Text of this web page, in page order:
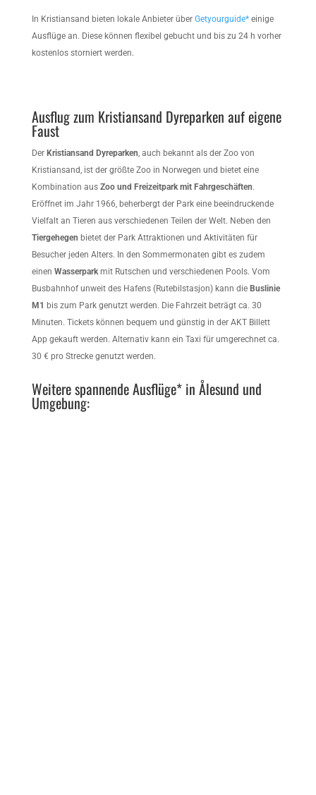
In Kristiansand bieten lokale Anbieter über Getyourguide*einige
Ausflüge an. Diese können flexibel gebucht und bis zu 24 h vorher
kostenlos storniert werden.
Ausflug zum Kristiansand Dyreparken auf eigene
Faust
Der Kristiansand Dyreparken, auch bekannt als der Zoo von
Kristiansand, ist der größte Zoo in Norwegen und bietet eine
Kombination aus Zoo und Freizeitpark mit Fahrgeschäften.
Eröffnet im Jahr 1966, beherbergt der Park eine beeindruckende
Vielfalt an Tieren aus verschiedenen Teilen der Welt. Neben den
Tiergehegen bietet der Park Attraktionen und Aktivitäten für
Besucher jeden Alters. In den Sommermonaten gibt es zudem
einen Wasserparkmit Rutschen und verschiedenen Pools. Vom
Busbahnhof unweit des Hafens (Rutebilstasjon) kann die Buslinie
M1 bis zum Park genutzt werden. Die Fahrzeit beträgt ca. 30
Minuten. Tickets können bequem und günstig in der AKT Billett
App gekauft werden. Alternativ kann ein Taxi für umgerechnet ca.
30 € pro Strecke genutzt werden.
Weitere spannende Ausflüge* in Ålesund und
Umgebung: